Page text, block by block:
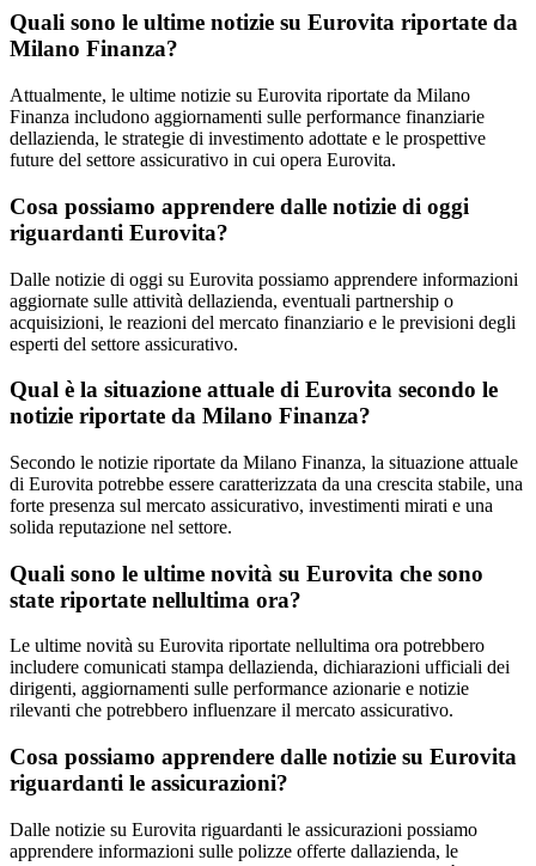
Quali sono le ultime notizie su Eurovita riportate da
Milano Finanza?
Attualmente, le ultime notizie su Eurovita riportate da Milano
Finanza includono aggiornamenti sulle performance finanziarie
dellazienda, le strategie di investimento adottate e le prospettive
future del settore assicurativo in cui opera Eurovita.
Cosa possiamo apprendere dalle notizie di oggi
riguardanti Eurovita?
Dalle notizie di oggi su Eurovita possiamo apprendere informazioni
aggiornate sulle attività dellazienda, eventuali partnership o
acquisizioni, le reazioni del mercato finanziario e le previsioni degli
esperti del settore assicurativo.
Qual è la situazione attuale di Eurovita secondo le
notizie riportate da Milano Finanza?
Secondo le notizie riportate da Milano Finanza, la situazione attuale
di Eurovita potrebbe essere caratterizzata da una crescita stabile, una
forte presenza sul mercato assicurativo, investimenti mirati e una
solida reputazione nel settore.
Quali sono le ultime novità su Eurovita che sono
state riportate nellultima ora?
Le ultime novità su Eurovita riportate nellultima ora potrebbero
includere comunicati stampa dellazienda, dichiarazioni ufficiali dei
dirigenti, aggiornamenti sulle performance azionarie e notizie
rilevanti che potrebbero influenzare il mercato assicurativo.
Cosa possiamo apprendere dalle notizie su Eurovita
riguardanti le assicurazioni?
Dalle notizie su Eurovita riguardanti le assicurazioni possiamo
apprendere informazioni sulle polizze offerte dallazienda, le